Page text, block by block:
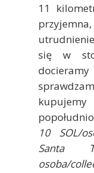
11
się w
kupujemy
10 SOL/
Santa
osoba/